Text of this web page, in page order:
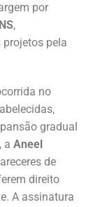
por
,
pela
no
gradual
a Aneel
de
direito
A assinatura